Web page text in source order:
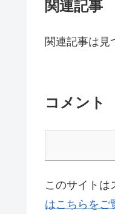
関連記事
関連記事は見
コメント
このサイトは
はこちらをご